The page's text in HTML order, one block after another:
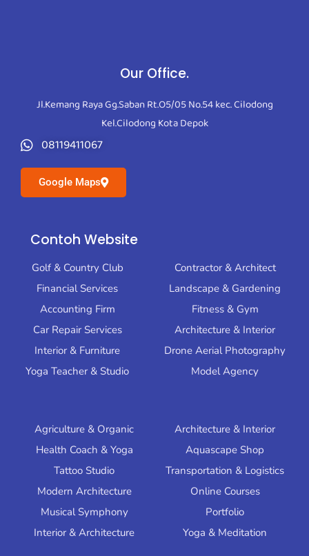
Our Office.
Jl.Kemang Raya Gg.Saban Rt.O5/05 No.54 kec. Cilodong
Kel.Cilodong Kota Depok
08119411067
Google Maps
Contoh Website
Golf & Country Club
Financial Services
Accounting Firm
Car Repair Services
Interior & Furniture
Yoga Teacher & Studio
Contractor & Architect
Landscape & Gardening
Fitness & Gym
Architecture & Interior
Drone Aerial Photography
Model Agency
Agriculture & Organic
Health Coach & Yoga
Tattoo Studio
Modern Architecture
Musical Symphony
Interior & Architecture
Architecture & Interior
Aquascape Shop
Transportation & Logistics
Online Courses
Portfolio
Yoga & Meditation